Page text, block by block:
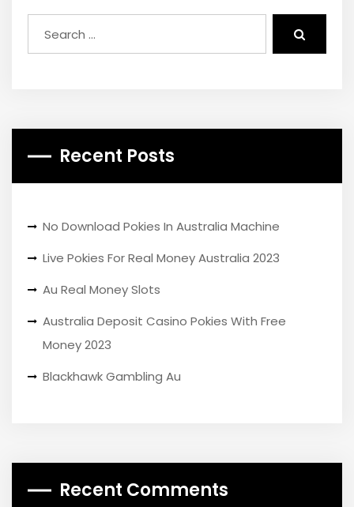
Recent Posts
No Download Pokies In Australia Machine
Live Pokies For Real Money Australia 2023
Au Real Money Slots
Australia Deposit Casino Pokies With Free
Money 2023
Blackhawk Gambling Au
Recent Comments